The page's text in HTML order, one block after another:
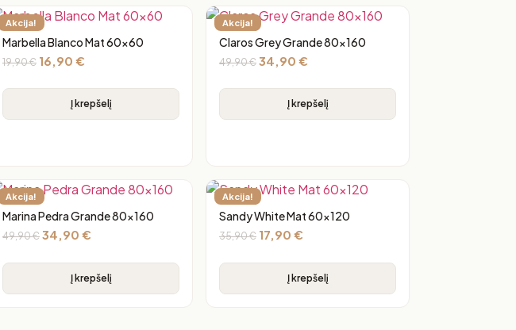
Akcija!
Marbella Blanco Mat 60×60
19,90€ 16,90 €
Į krepšelį
Akcija!
Claros Grey Grande 80×160
49,90€ 34,90 €
Į krepšelį
Akcija!
Marina Pedra Grande 80×160
49,90€ 34,90 €
Į krepšelį
Akcija!
Sandy White Mat 60×120
35,90€ 17,90 €
Į krepšelį